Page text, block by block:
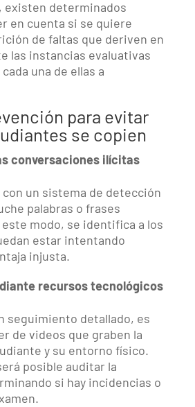
existen determinados
en cuenta si se quiere
de faltas que deriven en
las instancias evaluativas
una de ellas a
para evitar
se copien
conversaciones ilícitas
un sistema de detección
palabras o frases
modo, se identifica a los
estar intentando
injusta.
recursos tecnológicos
seguimiento detallado, es
de videos que graben la
y su entorno físico.
posible auditar la
si hay incidencias o